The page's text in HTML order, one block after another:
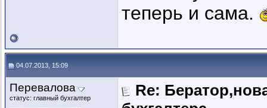
теперь и сама.
04.07.2013, 15:09
Перевалова
статус: главный бухгалтер
Re: